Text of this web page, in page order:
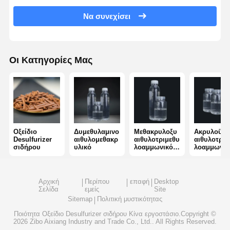
μη ιονικό polyacrylamide
Κατιονικό πολυακρυλαμίδιο
Οργανισμός ιζηματοποίησης υψηλής θερμοκρασίας
Αποσβεστήρας
Να συνεχίσει
Οι Κατηγορίες Μας
Οξείδιο
Desulfurizer
σιδήρου
Δυμεθυλαμινο
αιθυλομεθακρ
υλικό
Μεθακρυλοξυ
αιθυλοτριμεθυ
λοαμμωνικό
Αρχική
Σελίδα
Περίπου
εμείς
επαφή
Desktop
Site
Sitemap
Πολιτική μυστικότητας
Ποιότητα Οξείδιο Desulfurizer σιδήρου Κίνα εργοστάσιο.Copyright ©
2026 Zibo Aixiang Industry and Trade Co., Ltd.. All Rights Reserved.